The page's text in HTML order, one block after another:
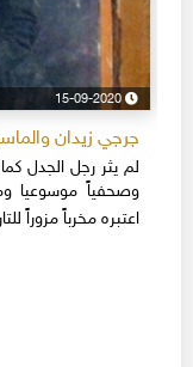
15-09-2020
جرجي زيدان
لم يثر رجل الجدل كما
وصحفياً موسوعيا
اعتبره مخرباً مزوراً